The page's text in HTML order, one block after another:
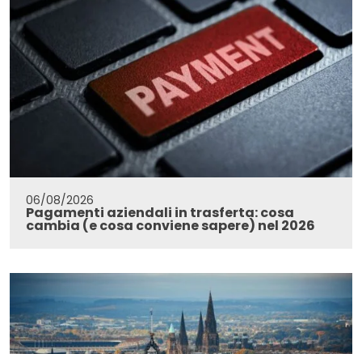
06/08/2026
Pagamenti aziendali in trasferta: cosa
cambia (e cosa conviene sapere) nel 2026